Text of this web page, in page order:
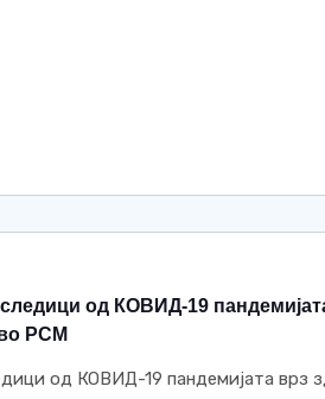
од КОВИД-19
РСМ
од КОВИД-19 пандемијата врз